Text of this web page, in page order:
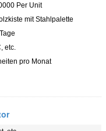
Per Unit
mit Stahlpalette
etc.
pro Monat